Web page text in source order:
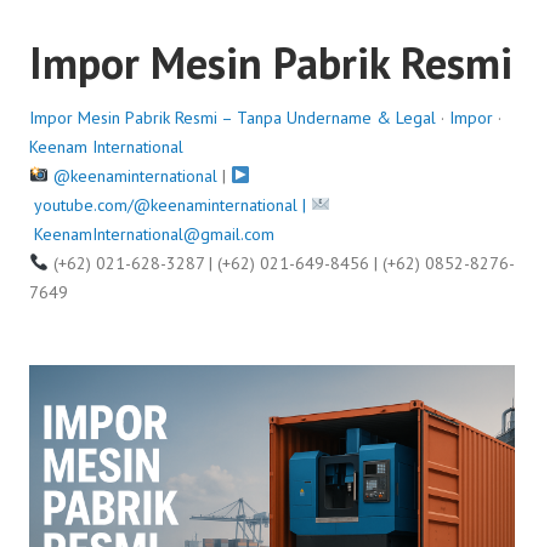
Impor Mesin Pabrik Resmi
Impor Mesin Pabrik Resmi – Tanpa Undername & Legal · Impor ·
Keenam International
@keenaminternational|
youtube.com/@keenaminternational |
KeenamInternational@gmail.com
(+62) 021-628-3287 | (+62) 021-649-8456 | (+62) 0852-8276-
7649